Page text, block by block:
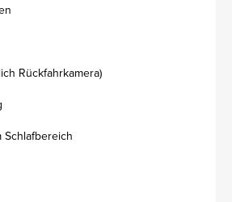
Rückfahrkamera)
Schlafbereich